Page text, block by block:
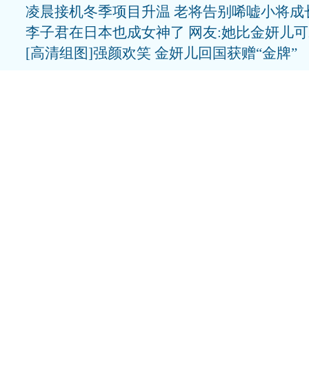
凌晨接机冬季项目升温 老将告别唏嘘小将成
李子君在日本也成女神了 网友:她比金妍儿
[高清组图]强颜欢笑 金妍儿回国获赠“金牌”